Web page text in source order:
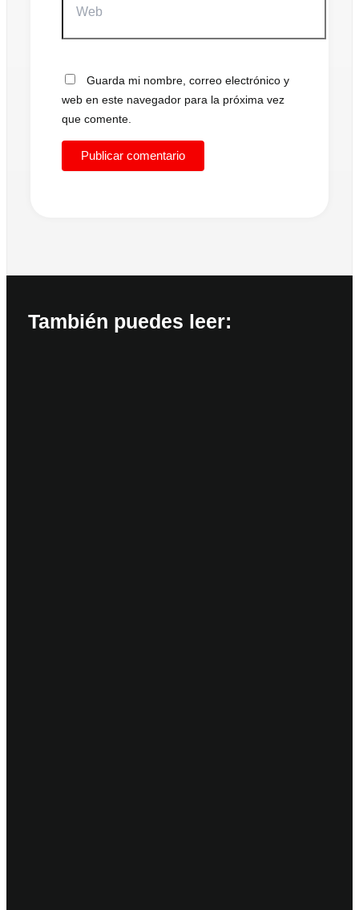
Guarda mi nombre, correo electrónico y
web en este navegador para la próxima vez
que comente.
También puedes leer: